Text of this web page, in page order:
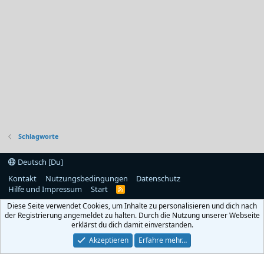
Schlagworte
Deutsch [Du]
Kontakt
Nutzungsbedingungen
Datenschutz
Hilfe und Impressum
Start
R
S
Diese Seite verwendet Cookies, um Inhalte zu personalisieren und dich nach
der Registrierung angemeldet zu halten. Durch die Nutzung unserer Webseite
erklärst du dich damit einverstanden.
Akzeptieren
Erfahre mehr…